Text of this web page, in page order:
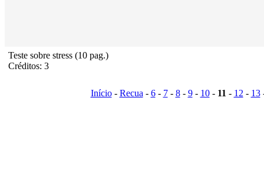
Teste sobre stress (10 pag.)
Créditos: 3
Início- Recua- 6- 7- 8- 9- 10- 11- 12- 13